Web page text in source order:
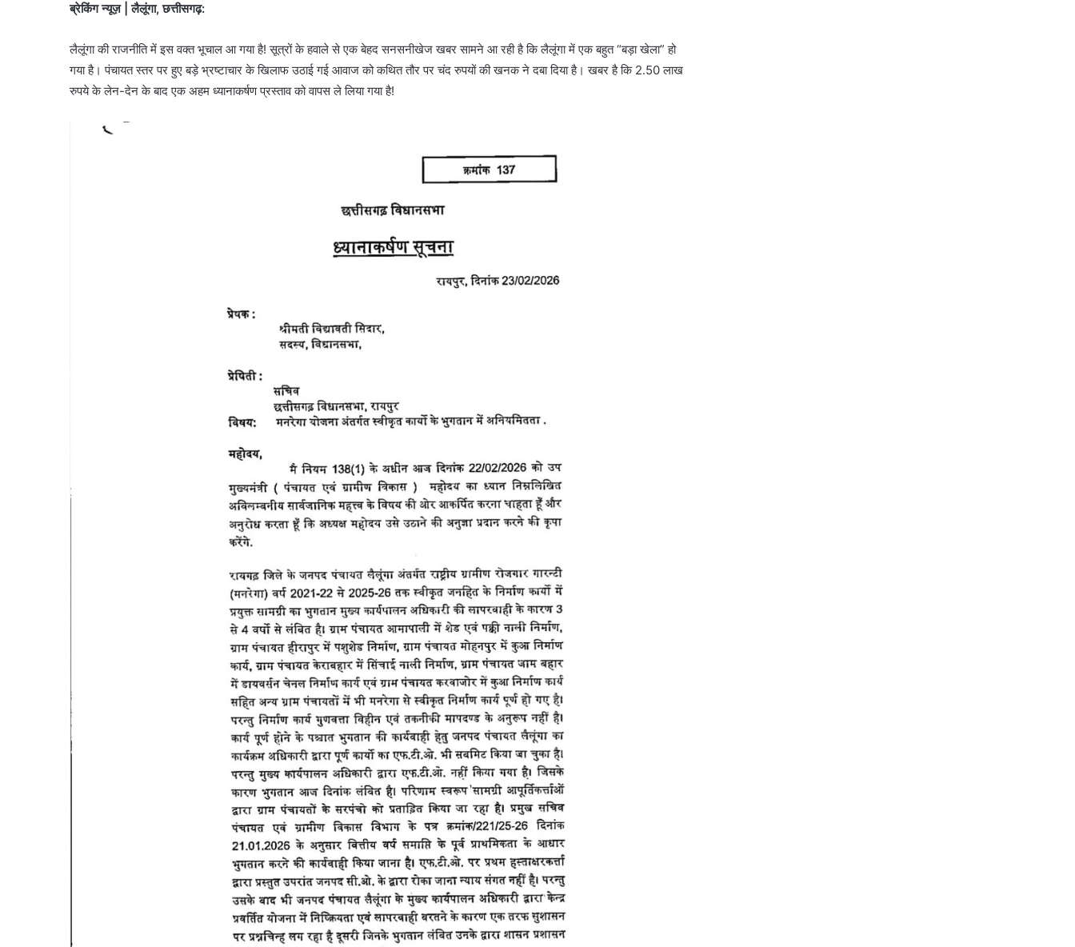
ब्रेकिंग न्यूज़ | लैलूंगा, छत्तीसगढ़:
लैलूंगा की राजनीति में इस वक्त भूचाल आ गया है! सूत्रों के हवाले से एक बेहद सनसनीखेज खबर सामने आ रही है कि लैलूंगा में एक बहुत “बड़ा खेला” हो
गया है। पंचायत स्तर पर हुए बड़े भ्रष्टाचार के खिलाफ उठाई गई आवाज को कथित तौर पर चंद रुपयों की खनक ने दबा दिया है। खबर है कि 2.50 लाख
रुपये के लेन-देन के बाद एक अहम ध्यानाकर्षण प्रस्ताव को वापस ले लिया गया है!